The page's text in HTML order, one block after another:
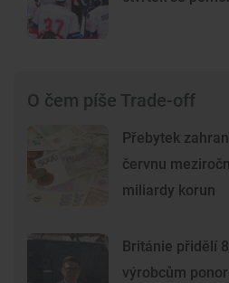
O čem píše Trade-off
Přebytek
červnu
miliardy korun
Británie přidělí
výrobcům